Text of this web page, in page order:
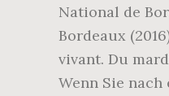
National de
Bordeaux
vivant. Du
Wenn Sie